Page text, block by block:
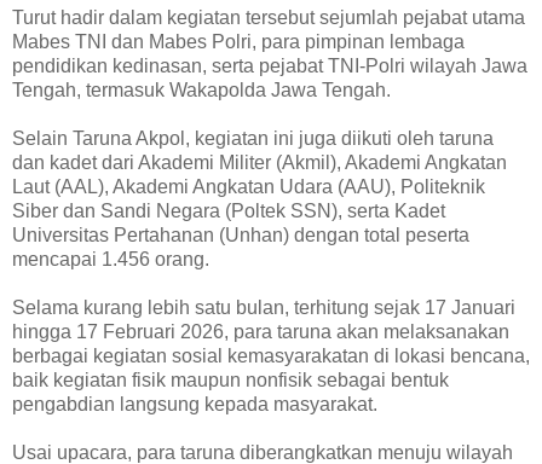
Turut hadir dalam kegiatan tersebut sejumlah pejabat utama
Mabes TNI dan Mabes Polri, para pimpinan lembaga
pendidikan kedinasan, serta pejabat TNI-Polri wilayah Jawa
Tengah, termasuk Wakapolda Jawa Tengah.
Selain Taruna Akpol, kegiatan ini juga diikuti oleh taruna
dan kadet dari Akademi Militer (Akmil), Akademi Angkatan
Laut (AAL), Akademi Angkatan Udara (AAU), Politeknik
Siber dan Sandi Negara (Poltek SSN), serta Kadet
Universitas Pertahanan (Unhan) dengan total peserta
mencapai 1.456 orang.
Selama kurang lebih satu bulan, terhitung sejak 17 Januari
hingga 17 Februari 2026, para taruna akan melaksanakan
berbagai kegiatan sosial kemasyarakatan di lokasi bencana,
baik kegiatan fisik maupun nonfisik sebagai bentuk
pengabdian langsung kepada masyarakat.
Usai upacara, para taruna diberangkatkan menuju wilayah